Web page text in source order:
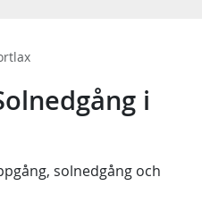
i
, solnedgång och